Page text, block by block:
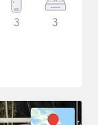
3 3